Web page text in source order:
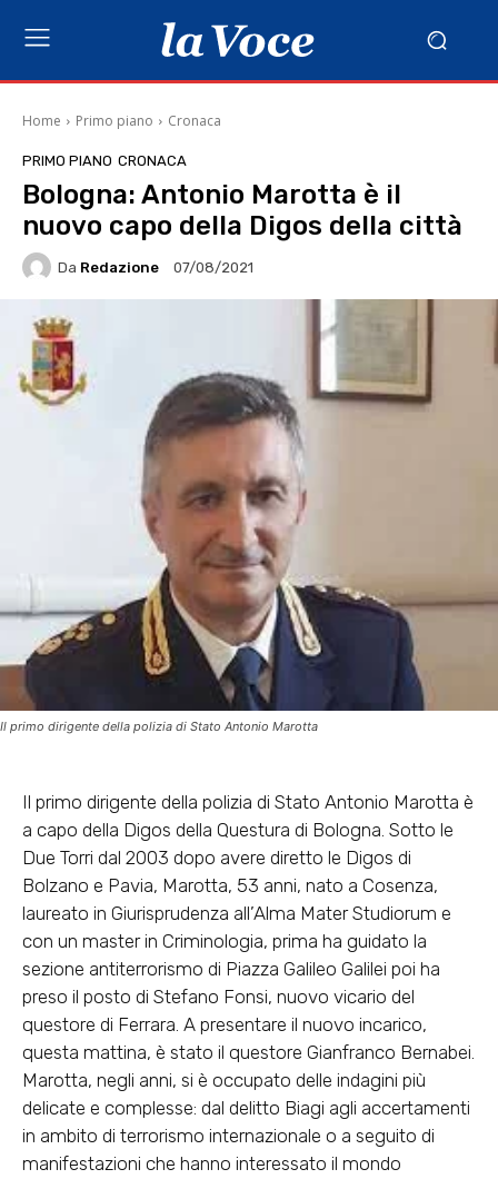
Home Primo piano Cronaca
PRIMO PIANO CRONACA
Bologna: Antonio Marotta è il
nuovo capo della Digos della città
Da Redazione 07/08/2021
Il primo dirigente della polizia di Stato Antonio Marotta
Il primo dirigente della polizia di Stato Antonio Marotta è
a capo della Digos della Questura di Bologna. Sotto le
Due Torri dal 2003 dopo avere diretto le Digos di
Bolzano e Pavia, Marotta, 53 anni, nato a Cosenza,
laureato in Giurisprudenza all’Alma Mater Studiorum e
con un master in Criminologia, prima ha guidato la
sezione antiterrorismo di Piazza Galileo Galilei poi ha
preso il posto di Stefano Fonsi, nuovo vicario del
questore di Ferrara. A presentare il nuovo incarico,
questa mattina, è stato il questore Gianfranco Bernabei.
Marotta, negli anni, si è occupato delle indagini più
delicate e complesse: dal delitto Biagi agli accertamenti
in ambito di terrorismo internazionale o a seguito di
manifestazioni che hanno interessato il mondo